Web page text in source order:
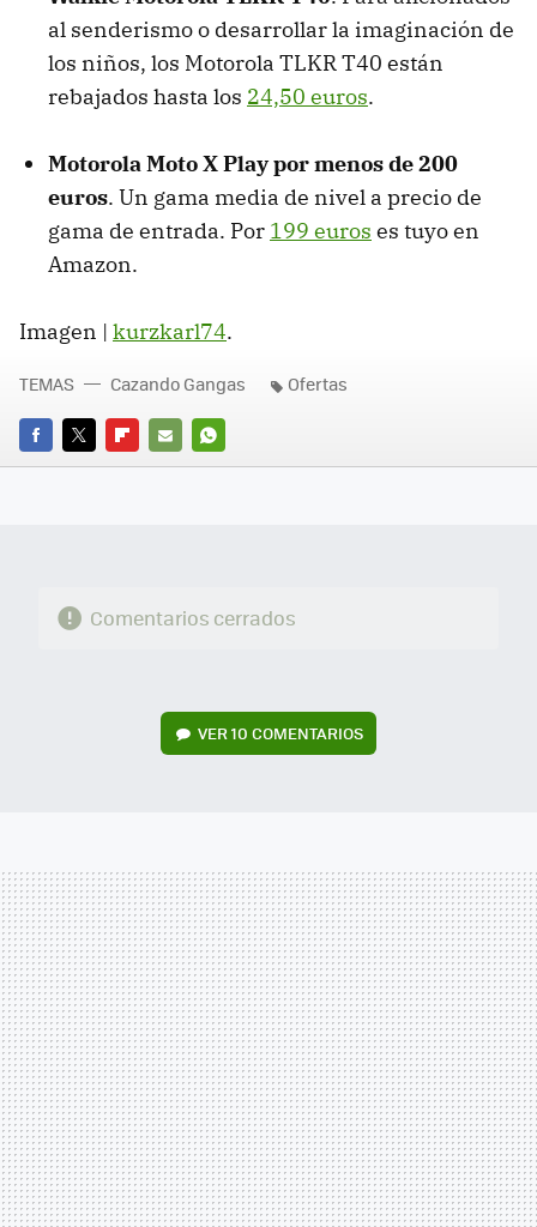
al senderismo o desarrollar la imaginación de
los niños, los Motorola TLKR T40 están
rebajados hasta los 24,50 euros.
Motorola Moto X Play por menos de 200
euros. Un gama media de nivel a precio de
gama de entrada. Por 199 euros es tuyo en
Amazon.
Imagen | kurzkarl74.
FACEBOOK
TWITTERFLIPBOARD
E-
WHATSAPP
TEMAS Cazando Gangas Ofertas
Comentarios cerrados
VER 10 COMENTARIOS